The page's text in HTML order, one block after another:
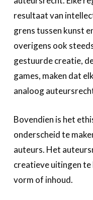
resultaat van
grens tussen kunst
overigens ook
gestuurde creatie,
games, maken dat
analoog
Bovendien is het
onderscheid te
auteurs. Het
creatieve uitingen te
vorm of inhoud.